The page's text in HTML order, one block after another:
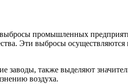
промышленных
Эти выбросы
также выделяют
воздуха.